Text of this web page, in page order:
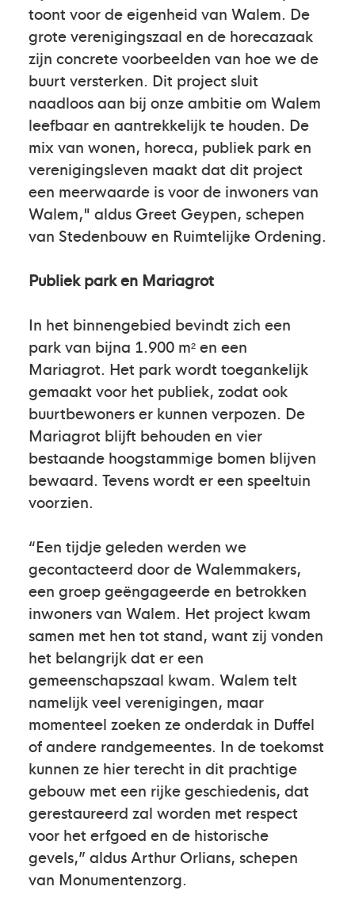
toont voor de eigenheid van Walem. De
grote verenigingszaal en de horecazaak
zijn concrete voorbeelden van hoe we de
buurt versterken. Dit project sluit
naadloos aan bij onze ambitie om Walem
leefbaar en aantrekkelijk te houden. De
mix van wonen, horeca, publiek park en
verenigingsleven maakt dat dit project
een meerwaarde is voor de inwoners van
Walem," aldus Greet Geypen, schepen
van Stedenbouw en Ruimtelijke Ordening.
Publiek park en Mariagrot
In het binnengebied bevindt zich een
park van bijna 1.900 m² en een
Mariagrot. Het park wordt toegankelijk
gemaakt voor het publiek, zodat ook
buurtbewoners er kunnen verpozen. De
Mariagrot blijft behouden en vier
bestaande hoogstammige bomen blijven
bewaard. Tevens wordt er een speeltuin
voorzien.
“Een tijdje geleden werden we
gecontacteerd door de Walemmakers,
een groep geëngageerde en betrokken
inwoners van Walem. Het project kwam
samen met hen tot stand, want zij vonden
het belangrijk dat er een
gemeenschapszaal kwam. Walem telt
namelijk veel verenigingen, maar
momenteel zoeken ze onderdak in Duffel
of andere randgemeentes. In de toekomst
kunnen ze hier terecht in dit prachtige
gebouw met een rijke geschiedenis, dat
gerestaureerd zal worden met respect
voor het erfgoed en de historische
gevels,” aldus Arthur Orlians, schepen
van Monumentenzorg.